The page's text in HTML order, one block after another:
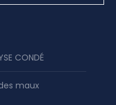
CONDÉ
maux